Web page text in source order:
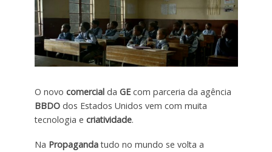
O novo comercialda GEcom parceria da agência
BBDOdos Estados Unidos vem com muita
tecnologia e criatividade.
Na Propagandatudo no mundo se volta a